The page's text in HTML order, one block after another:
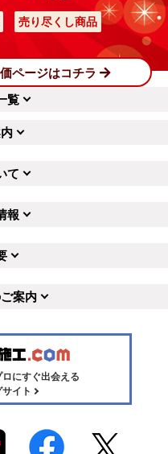
売り尽くし商品
ページはコチラ
覧
て
報
案内
にすぐ出会える
イト